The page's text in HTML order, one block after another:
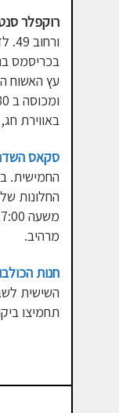
רוקפלר
בכריסמס
עץ האשוח
באווירת
סקאס
החמישית.
מרהיב.
חנות
השישית
תחמיצו